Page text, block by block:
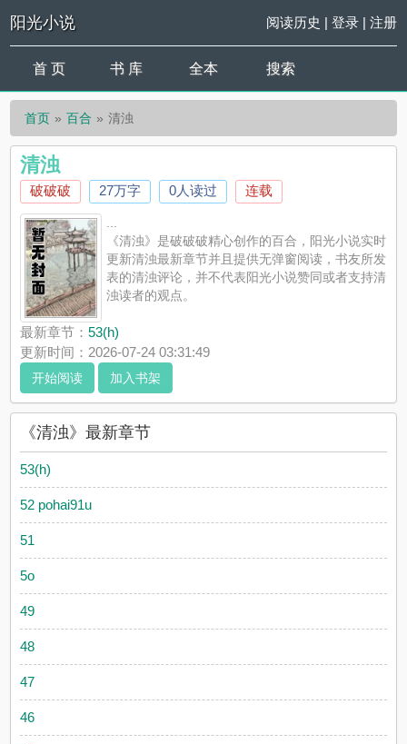
阳光小说 阅读历史 | 登录| 注册
首 页 书 库 全本 搜索
首页 百合 清浊
清浊
破破破 27万字 0人读过 连载
《清浊》是破破破精心创作的百合，阳光小说实时
更新清浊最新章节并且提供无弹窗阅读，书友所发
表的清浊评论，并不代表阳光小说赞同或者支持清
浊读者的观点。
最新章节：53(h)
更新时间：2026-07-24 03:31:49
开始阅读 加入书架
《清浊》最新章节
53(h)
52 pohai91u
51
5o
49
48
47
46